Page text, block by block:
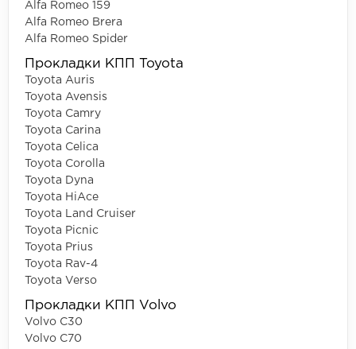
Alfa Romeo 159
Alfa Romeo Brera
Alfa Romeo Spider
Прокладки КПП Toyota
Toyota Auris
Toyota Avensis
Toyota Camry
Toyota Carina
Toyota Celica
Toyota Corolla
Toyota Dyna
Toyota HiAce
Toyota Land Cruiser
Toyota Picnic
Toyota Prius
Toyota Rav-4
Toyota Verso
Прокладки КПП Volvo
Volvo C30
Volvo C70